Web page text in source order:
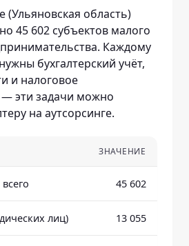
(Ульяновская область)
45 602 субъектов малого
Каждому
бухгалтерский учёт,
и налоговое
эти задачи можно
на аутсорсинге.
ЗНАЧЕНИЕ
45 602
лиц) 13 055